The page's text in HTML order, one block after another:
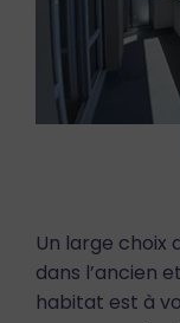
Un large choix
dans l’ancien
habitat est à